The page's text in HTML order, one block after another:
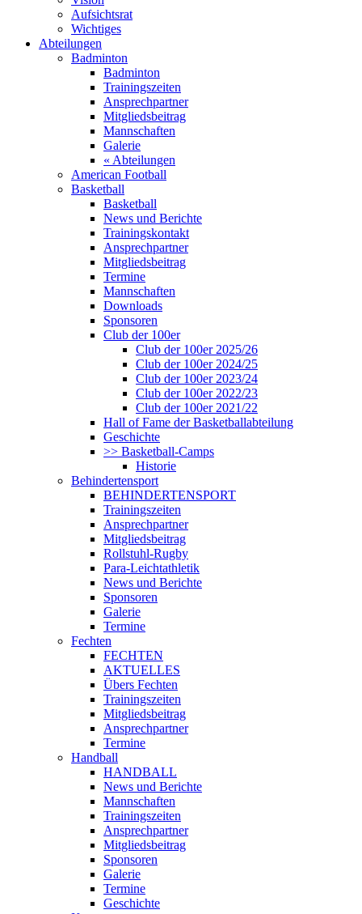
Aufsichtsrat
Wichtiges
Abteilungen
Badminton
Badminton
Trainingszeiten
Ansprechpartner
Mitgliedsbeitrag
Mannschaften
Galerie
« Abteilungen
American Football
Basketball
Basketball
News und Berichte
Trainingskontakt
Ansprechpartner
Mitgliedsbeitrag
Termine
Mannschaften
Downloads
Sponsoren
Club der 100er
Club der 100er 2025/26
Club der 100er 2024/25
Club der 100er 2023/24
Club der 100er 2022/23
Club der 100er 2021/22
Hall of Fame der Basketballabteilung
Geschichte
>> Basketball-Camps
Historie
Behindertensport
BEHINDERTENSPORT
Trainingszeiten
Ansprechpartner
Mitgliedsbeitrag
Rollstuhl-Rugby
Para-Leichtathletik
News und Berichte
Sponsoren
Galerie
Termine
Fechten
FECHTEN
AKTUELLES
Übers Fechten
Trainingszeiten
Mitgliedsbeitrag
Ansprechpartner
Termine
Handball
HANDBALL
News und Berichte
Mannschaften
Trainingszeiten
Ansprechpartner
Mitgliedsbeitrag
Sponsoren
Galerie
Termine
Geschichte